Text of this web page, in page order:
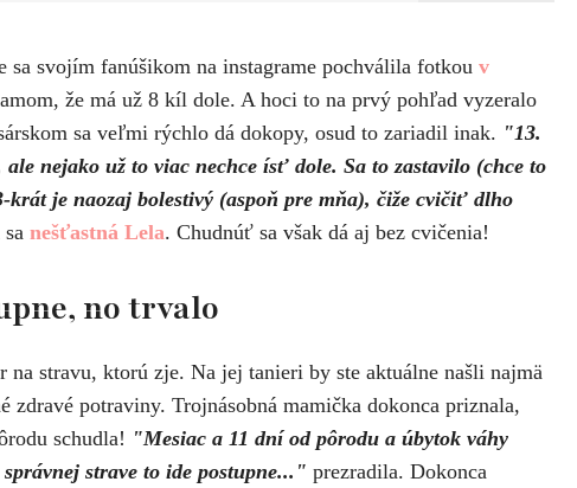
sa svojím fanúšikom na instagrame pochválila fotkou v
že má už 8 kíl dole. A hoci to na prvý pohľad vyzeralo
sa veľmi rýchlo dá dokopy, osud to zariadil inak. "13.
nejako už to viac nechce ísť dole. Sa to zastavilo (chce to
krát je naozaj bolestivý (aspoň pre mňa), čiže cvičiť dlho
nešťastná Lela. Chudnúť sa však dá aj bez cvičenia!
no trvalo
na stravu, ktorú zje. Na jej tanieri by ste aktuálne našli najmä
zdravé potraviny. Trojnásobná mamička dokonca priznala,
schudla! "Mesiac a 11 dní od pôrodu a úbytok váhy
strave to ide postupne..." prezradila. Dokonca